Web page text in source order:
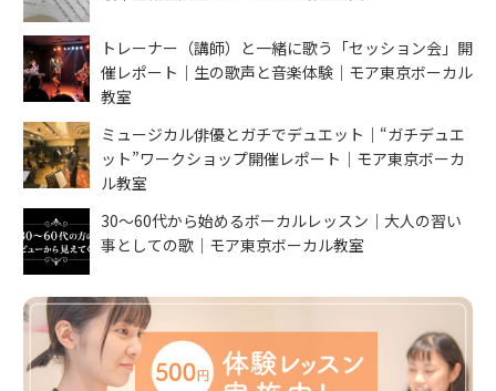
トレーナー（講師）と一緒に歌う「セッション会」開
催レポート｜生の歌声と音楽体験｜モア東京ボーカル
教室
ミュージカル俳優とガチでデュエット｜“ガチデュエ
ット”ワークショップ開催レポート｜モア東京ボーカ
ル教室
30〜60代から始めるボーカルレッスン｜大人の習い
事としての歌｜モア東京ボーカル教室